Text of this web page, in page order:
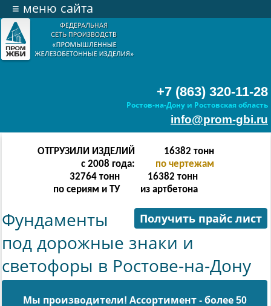
+7 (863) 320-11-28
Ростов-на-Дону и Ростовская область
info@prom-gbi.ru
≡ меню сайта
ОТГРУЗИЛИ ИЗДЕЛИЙ
с 2008 года:
65534 тонн
по чертежам
131068 тонн
по сериям и ТУ
65534 тонн
из артбетона
Получить прайс лист
Фундаменты
под дорожные знаки и
светофоры в Ростове-на-Дону
Мы производители! Ассортимент - более 50